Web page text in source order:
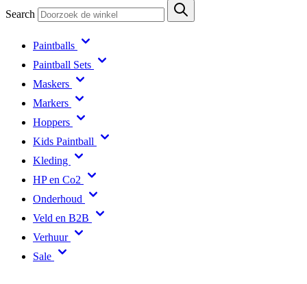
Search
Paintballs
Paintball Sets
Maskers
Markers
Hoppers
Kids Paintball
Kleding
HP en Co2
Onderhoud
Veld en B2B
Verhuur
Sale